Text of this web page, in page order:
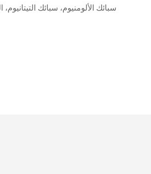
سبائك الألومنيوم، سبائك التيتانيوم،